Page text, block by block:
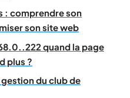
: comprendre son
son site web
quand la page
plus ?
du club de